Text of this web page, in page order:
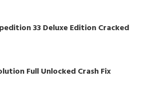
33 Deluxe Edition Cracked
Full Unlocked Crash Fix